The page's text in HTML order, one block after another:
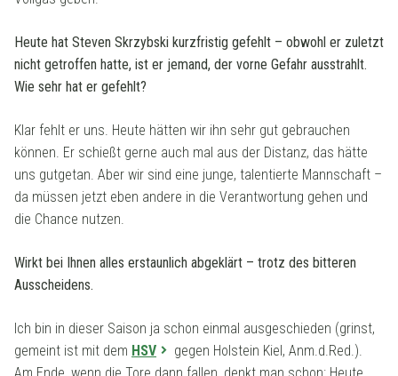
Heute hat Steven Skrzybski kurzfristig gefehlt – obwohl er zuletzt
nicht getroffen hatte, ist er jemand, der vorne Gefahr ausstrahlt.
Wie sehr hat er gefehlt?
Klar fehlt er uns. Heute hätten wir ihn sehr gut gebrauchen
können. Er schießt gerne auch mal aus der Distanz, das hätte
uns gutgetan. Aber wir sind eine junge, talentierte Mannschaft –
da müssen jetzt eben andere in die Verantwortung gehen und
die Chance nutzen.
Wirkt bei Ihnen alles erstaunlich abgeklärt – trotz des bitteren
Ausscheidens.
Ich bin in dieser Saison ja schon einmal ausgeschieden (grinst,
gemeint ist mit dem HSV
gegen Holstein Kiel, Anm.d.Red.).